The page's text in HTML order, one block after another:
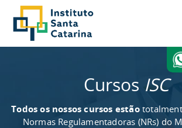
Cursos ISC
Todos os nossos cursos estão
Normas Regulamentadoras (NRs) do